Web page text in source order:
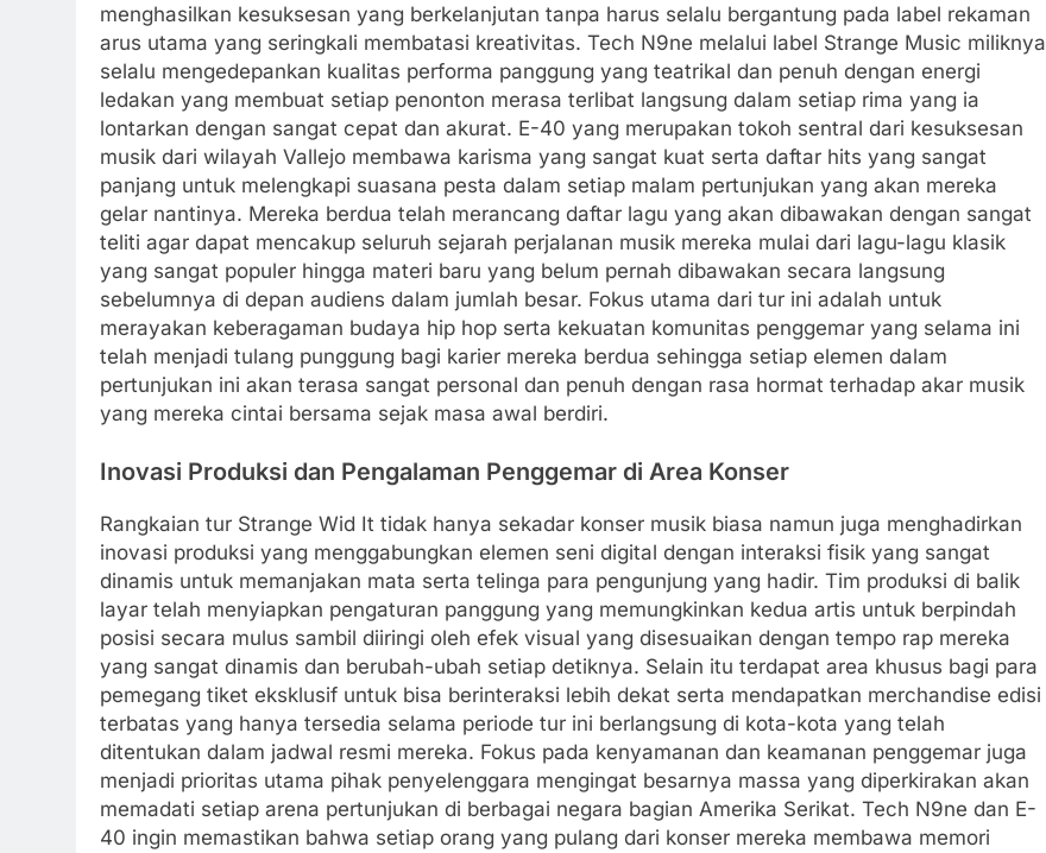
menghasilkan kesuksesan yang berkelanjutan tanpa harus selalu bergantung pada label rekaman
arus utama yang seringkali membatasi kreativitas. Tech N9ne melalui label Strange Music miliknya
selalu mengedepankan kualitas performa panggung yang teatrikal dan penuh dengan energi
ledakan yang membuat setiap penonton merasa terlibat langsung dalam setiap rima yang ia
lontarkan dengan sangat cepat dan akurat. E-40 yang merupakan tokoh sentral dari kesuksesan
musik dari wilayah Vallejo membawa karisma yang sangat kuat serta daftar hits yang sangat
panjang untuk melengkapi suasana pesta dalam setiap malam pertunjukan yang akan mereka
gelar nantinya. Mereka berdua telah merancang daftar lagu yang akan dibawakan dengan sangat
teliti agar dapat mencakup seluruh sejarah perjalanan musik mereka mulai dari lagu-lagu klasik
yang sangat populer hingga materi baru yang belum pernah dibawakan secara langsung
sebelumnya di depan audiens dalam jumlah besar. Fokus utama dari tur ini adalah untuk
merayakan keberagaman budaya hip hop serta kekuatan komunitas penggemar yang selama ini
telah menjadi tulang punggung bagi karier mereka berdua sehingga setiap elemen dalam
pertunjukan ini akan terasa sangat personal dan penuh dengan rasa hormat terhadap akar musik
yang mereka cintai bersama sejak masa awal berdiri.
Inovasi Produksi dan Pengalaman Penggemar di Area Konser
Rangkaian tur Strange Wid It tidak hanya sekadar konser musik biasa namun juga menghadirkan
inovasi produksi yang menggabungkan elemen seni digital dengan interaksi fisik yang sangat
dinamis untuk memanjakan mata serta telinga para pengunjung yang hadir. Tim produksi di balik
layar telah menyiapkan pengaturan panggung yang memungkinkan kedua artis untuk berpindah
posisi secara mulus sambil diiringi oleh efek visual yang disesuaikan dengan tempo rap mereka
yang sangat dinamis dan berubah-ubah setiap detiknya. Selain itu terdapat area khusus bagi para
pemegang tiket eksklusif untuk bisa berinteraksi lebih dekat serta mendapatkan merchandise edisi
terbatas yang hanya tersedia selama periode tur ini berlangsung di kota-kota yang telah
ditentukan dalam jadwal resmi mereka. Fokus pada kenyamanan dan keamanan penggemar juga
menjadi prioritas utama pihak penyelenggara mengingat besarnya massa yang diperkirakan akan
memadati setiap arena pertunjukan di berbagai negara bagian Amerika Serikat. Tech N9ne dan E-
40 ingin memastikan bahwa setiap orang yang pulang dari konser mereka membawa memori